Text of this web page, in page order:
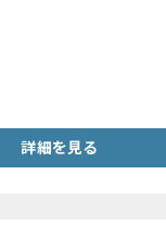
詳細を見る